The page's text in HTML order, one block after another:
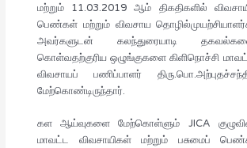
மற்றும் 11.03.2019 ஆம் திகதிகளில்
பெண்கள் மற்றும் விவசாய
அவர்களுடன் கலந்துரையாடி
கொள்வதற்குரிய ஒழுங்குகளை கிளிநொச்சி
விவசாயப் பணிப்பாளர்
மேற்கொண்டிருந்தார்.
கள ஆய்வுகளை மேற்கொள்ளும் JICA
மாவட்ட விவசாயிகள் மற்றும் பசுமைப்